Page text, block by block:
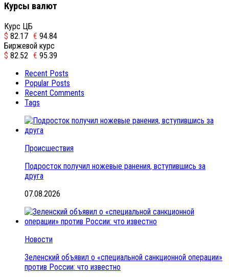
Курсы валют
Курс ЦБ
$ 82.17 € 94.84
Биржевой курс
$ 82.52 € 95.39
Recent Posts
Popular Posts
Recent Comments
Tags
Происшествия
Подросток получил ножевые ранения, вступившись за
друга
07.08.2026
Новости
Зеленский объявил о «специальной санкционной операции»
против России: что известно